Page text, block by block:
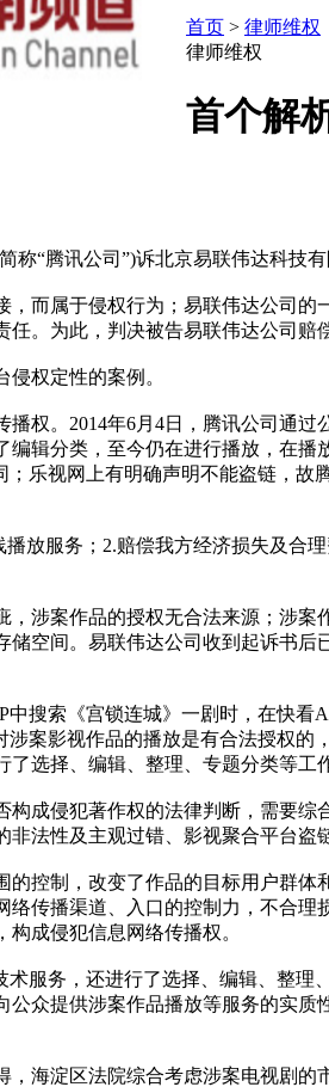
首页 > 律师维权
律师维权
首个解
“腾讯公司”)诉北京易联伟达科技
而属于侵权行为；易联伟达公司
。为此，判决被告易联伟达公司赔
权定性的案例。
权。2014年6月4日，腾讯公司通
辑分类，至今仍在进行播放，在
乐视网上有明确声明不能盗链，
放服务；2.赔偿我方经济损失及合
涉案作品的授权无合法来源；涉
空间。易联伟达公司收到起诉书
搜索《宫锁连城》一剧时，在快
案影视作品的播放是有合法授权
选择、编辑、整理、专题分类等
成侵犯著作权的法律判断，需要
法性及主观过错、影视聚合平台盗
控制，改变了作品的目标用户群
传播渠道、入口的控制力，不合
成侵犯信息网络传播权。
服务，还进行了选择、编辑、整
众提供涉案作品播放等服务的实
海淀区法院综合考虑涉案电视剧